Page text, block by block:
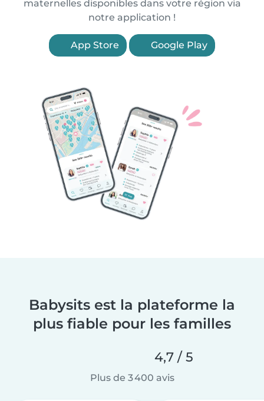
maternelles disponibles dans votre région via
notre application !
App Store Google Play
Babysits est la plateforme la
plus fiable pour les familles
4,7 / 5
Plus de 3 400 avis